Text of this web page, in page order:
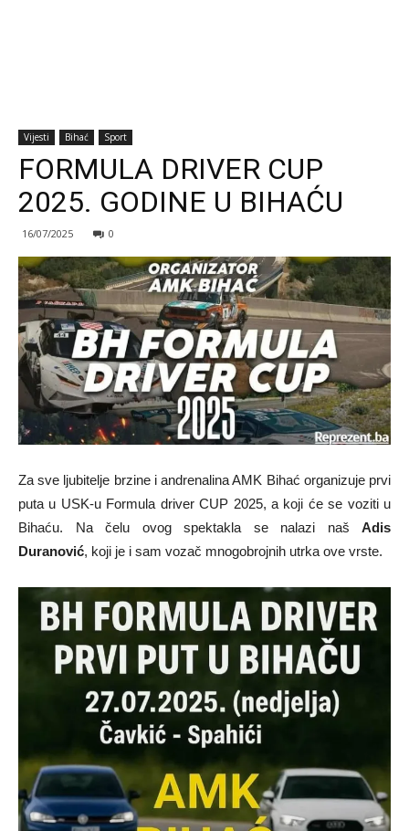
Vijesti Bihać Sport
FORMULA DRIVER CUP
2025. GODINE U BIHAĆU
16/07/2025 0
Za sve ljubitelje brzine i andrenalina AMK Bihać organizuje prvi
puta u USK-u Formula driver CUP 2025, a koji će se voziti u
Bihaću. Na čelu ovog spektakla se nalazi naš Adis
Duranović, koji je i sam vozač mnogobrojnih utrka ove vrste.